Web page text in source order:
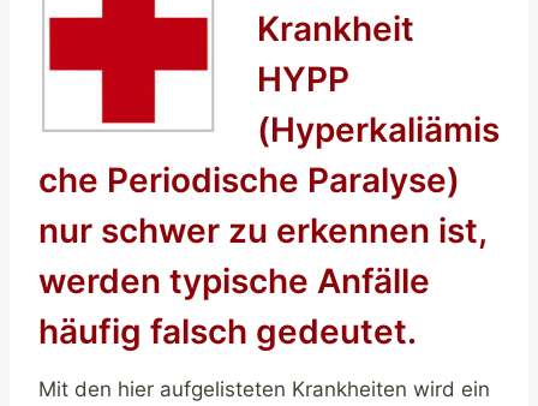
Krankheit
HYPP
(Hyperkaliämis
che Periodische Paralyse)
nur schwer zu erkennen ist,
werden typische Anfälle
häufig falsch gedeutet.
Mit den hier aufgelisteten Krankheiten wird ein